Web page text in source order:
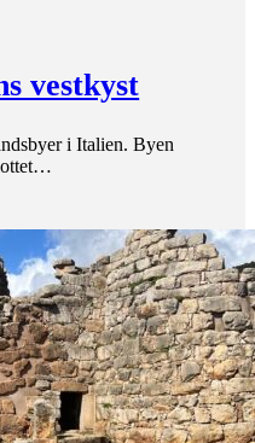
vestkyst
i Italien. Byen